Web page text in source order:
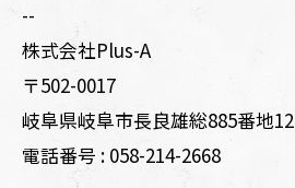
--
株式会社Plus-A
〒502-0017
岐阜県岐阜市長良雄総885番地12
電話番号 : 058-214-2668